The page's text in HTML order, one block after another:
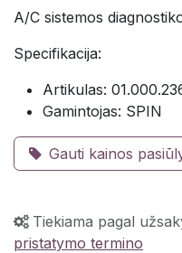
A/C sistemos
Specifikacija:
Artikulas:
Gamintojas: SPIN
Gauti kainos
Tiekiama pagal
pristatymo termino